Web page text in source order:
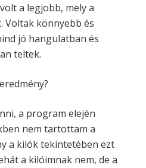
a legjobb, mely a
Voltak könnyebb és
jó hangulatban és
teltek.
a program elején
nem tartottam a
a kilók tekintetében ezt
a kilóimnak nem, de a